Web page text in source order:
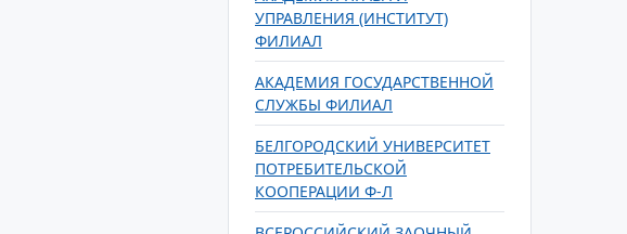
УПРАВЛЕНИЯ (ИНСТИТУТ)
ФИЛИАЛ
АКАДЕМИЯ ГОСУДАРСТВЕННОЙ
СЛУЖБЫ ФИЛИАЛ
БЕЛГОРОДСКИЙ УНИВЕРСИТЕТ
ПОТРЕБИТЕЛЬСКОЙ
КООПЕРАЦИИ Ф-Л